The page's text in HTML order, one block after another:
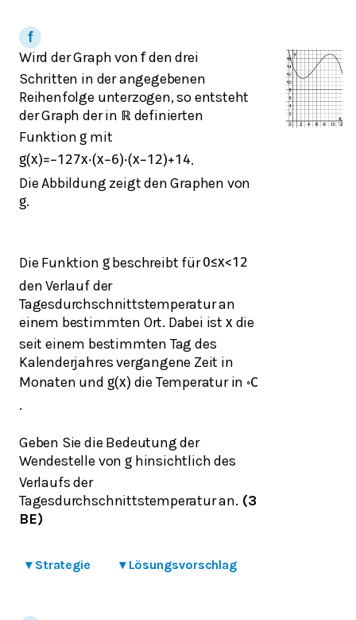
Wird der Graph vonfden drei
Schritten in der angegebenen
Reihenfolge unterzogen, so entsteht
der Graph der in ℝdefinierten
Funktion g mit
g(x)=−1 27x⋅(x−6)⋅(x−12)+14.
Die Abbildung zeigt den Graphen von
g.
Die Funktion gbeschreibt für0≤x<12
den Verlauf der
Tagesdurchschnittstemperatur an
einem bestimmten Ort. Dabei ist xdie
seit einem bestimmten Tag des
Kalenderjahres vergangene Zeit in
Monaten und g(x) die Temperatur in ∘C
.
Geben Sie die Bedeutung der
Wendestelle von ghinsichtlich des
Verlaufs der
Tagesdurchschnittstemperatur an. (3
BE)
▾ Strategie ▾ Lösungsvorschlag